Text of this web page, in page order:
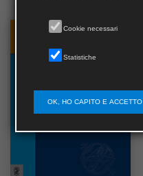
Cookie necessari
Statistiche
OK, HO CAPITO E ACCETTO